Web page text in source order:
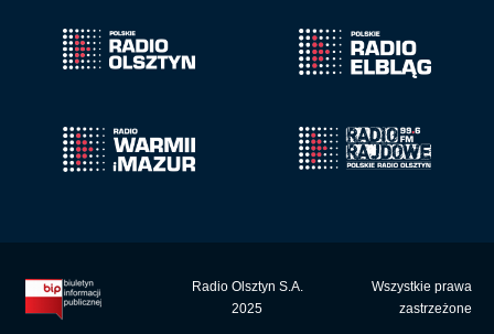
Radio Olsztyn S.A.
2025
Wszystkie prawa
zastrzeżone